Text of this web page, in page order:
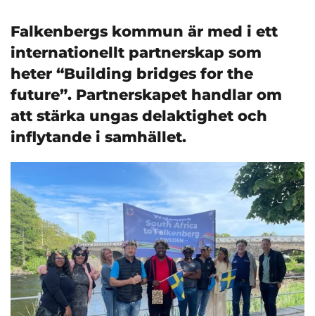
Falkenbergs kommun är med i ett
internationellt partnerskap som
heter “Building bridges for the
future”. Partnerskapet handlar om
att stärka ungas delaktighet och
inflytande i samhället.